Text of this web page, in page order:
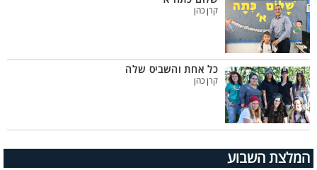
קרן כהן
כל אחת והשביס שלה
קרן כהן
המלצת השבוע